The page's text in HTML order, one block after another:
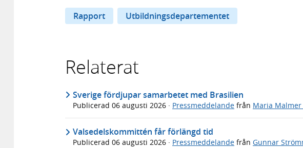
Rapport Utbildningsdepartementet
Relaterat
Sverige fördjupar samarbetet med Brasilien
Publicerad 06 augusti 2026 · Pressmeddelande från Maria
Valsedelskommittén får förlängd tid
Publicerad 06 augusti 2026 · Pressmeddelande från Gunnar